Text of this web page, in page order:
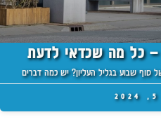
– כל מה שכדאי לדעת
סוף שבוע בגליל העליון? יש כמה דברים